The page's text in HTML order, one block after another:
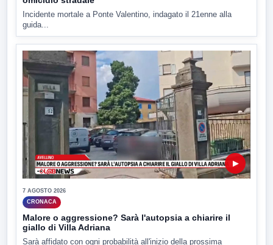
Incidente mortale a Ponte Valentino, indagato il 21enne alla
guida...
▶
7 AGOSTO 2026
CRONACA
Malore o aggressione? Sarà l'autopsia a chiarire il
giallo di Villa Adriana
Sarà affidato con ogni probabilità all'inizio della prossima